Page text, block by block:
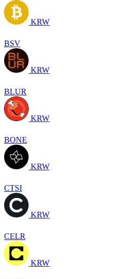
KRW
BSV
KRW
BLUR
KRW
BONE
KRW
CTSI
KRW
CELR
KRW